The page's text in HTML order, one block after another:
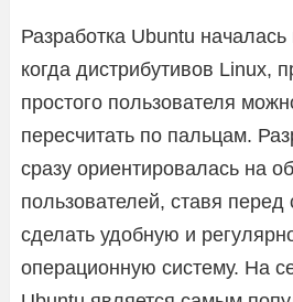
Разработка Ubuntu
когда дистрибутивов Linux,
простого пользователя
пересчитать по пальцам.
сразу ориентировалась на
пользователей, ставя
сделать удобную и
операционную систему. На